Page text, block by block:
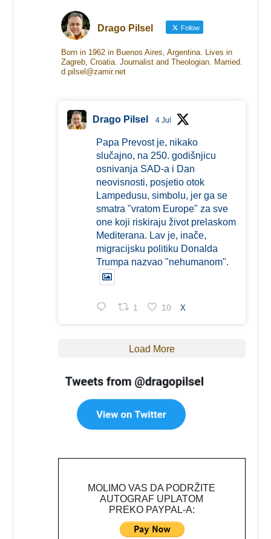
Drago Pilsel Follow
Born in 1962 in Buenos Aires, Argentina. Lives in
Zagreb, Croatia. Journalist and Theologian. Married.
d.pilsel@zamir.net
Drago Pilsel 4 Jul
Papa Prevost je, nikako
slučajno, na 250. godišnjicu
osnivanja SAD-a i Dan
neovisnosti, posjetio otok
Lampedusu, simbolu, jer ga se
smatra "vratom Europe" za sve
one koji riskiraju život prelaskom
Mediterana. Lav je, inače,
migracijsku politiku Donalda
Trumpa nazvao "nehumanom".
1 10 X
Load More
MOLIMO VAS DA PODRŽITE
AUTOGRAF UPLATOM
PREKO PAYPAL-A: